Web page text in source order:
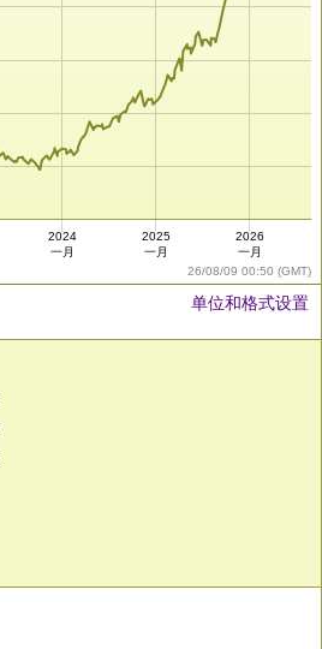
26/08/09 00:50 (GMT)
2024
一月
2025
一月
2026
一月
单位和格式设置